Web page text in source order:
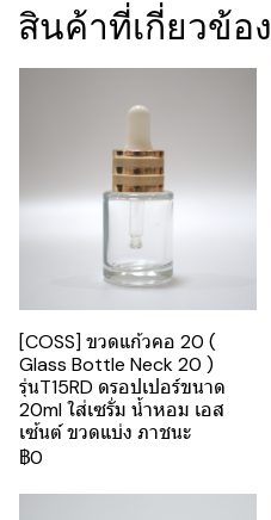
สินค้าที่เกี่ยวข้อง
[COSS] ขวดแก้วคอ 20 (
Glass Bottle Neck 20 )
รุ่นT15RD ดรอปเปอร์ขนาด
20ml ใส่เซรั่ม น้ำหอม เอส
เซ้นต์ ขวดแบ่ง ภาชนะ
฿0